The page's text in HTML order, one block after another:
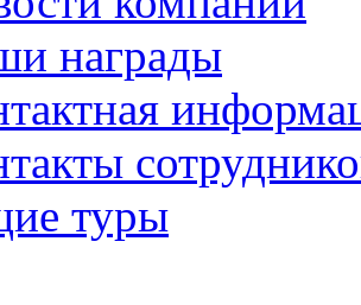
награды
туры